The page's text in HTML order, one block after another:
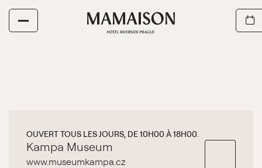
OUVERT TOUS LES JOURS, DE 10H00 À 18H00.
Kampa Museum
www.museumkampa.cz